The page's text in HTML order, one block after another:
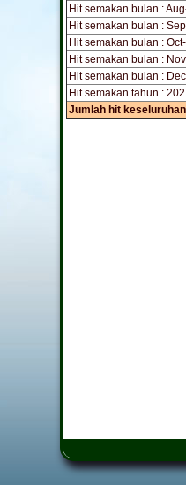
Hit semakan bulan :
Hit semakan bulan :
Hit semakan bulan :
Hit semakan bulan :
Hit semakan bulan :
Hit semakan tahun :
Jumlah hit